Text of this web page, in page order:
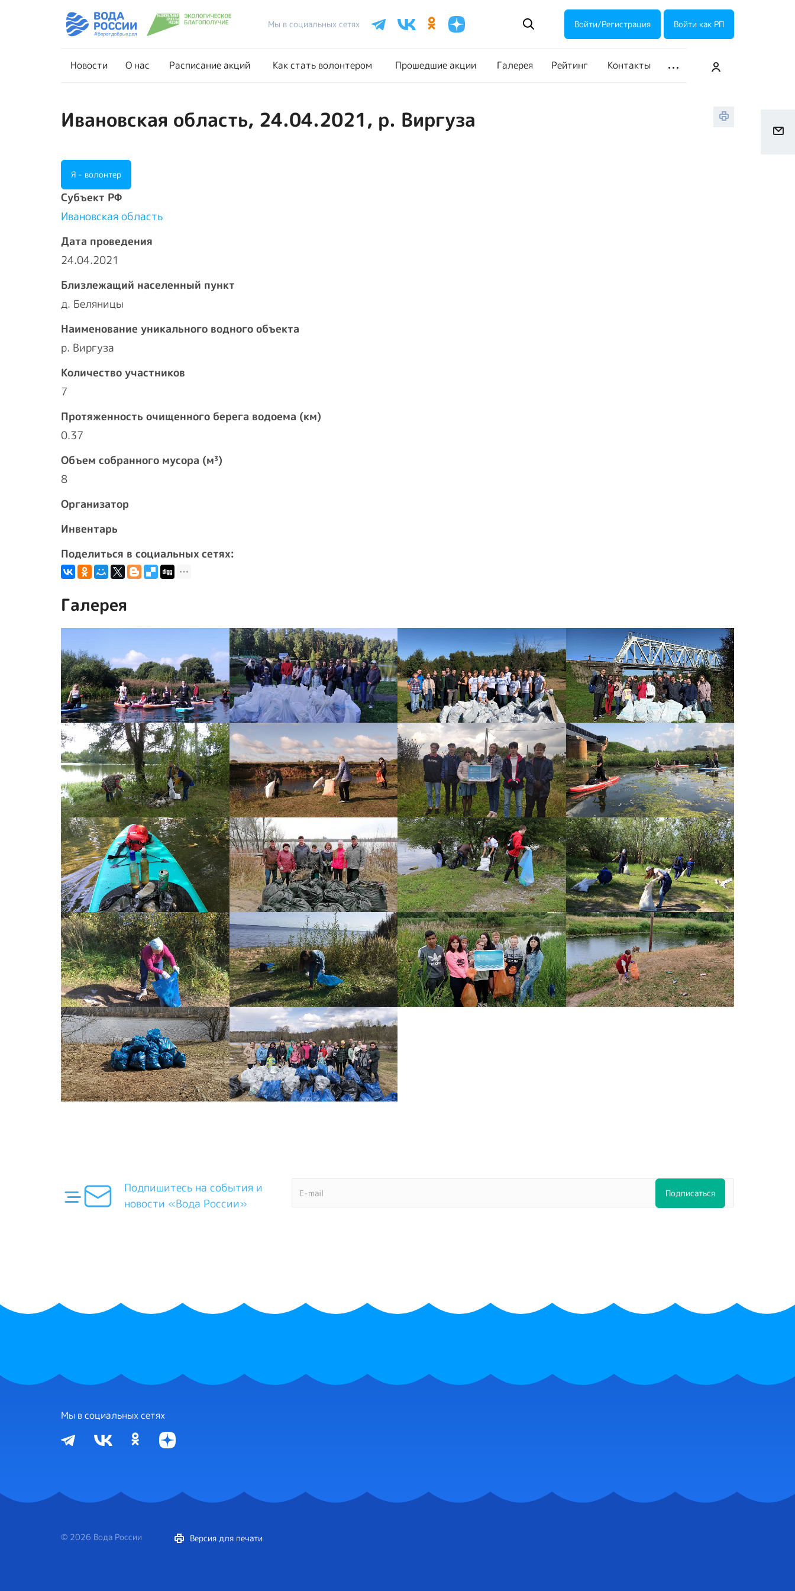
Мы в социальных сетях Войти/Регистрация Войти как РП
Новости О нас Расписание акций Как стать волонтером Прошедшие акции Галерея Рейтинг Контакты
Новости О нас Как стать волонтером Прошедшие акции
Ивановская область, 24.04.2021, р. Виргуза
Я - волонтер
Cубъект РФ
Ивановская область
Дата проведения
24.04.2021
Близлежащий населенный пункт
д. Беляницы
Наименование уникального водного объекта
р. Виргуза
Количество участников
7
Протяженность очищенного берега водоема (км)
0.37
Объем собранного мусора (м³)
8
Организатор
Инвентарь
Поделиться в социальных сетях:
Галерея
Подпишитесь на события и
новости «Вода России»
Мы в социальных сетях
© 2026 Вода России Версия для печати